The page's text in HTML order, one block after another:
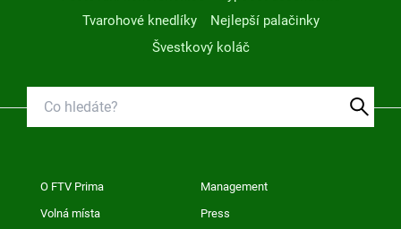
Tvarohové knedlíky
Nejlepší palačinky
Švestkový koláč
O FTV Prima Management
Volná místa Press